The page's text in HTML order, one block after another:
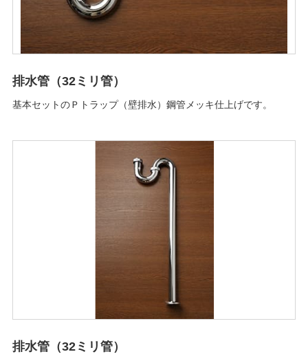
排水管（32ミリ管）
基本セットのＰトラップ（壁排水）鋼管メッキ仕上げです。
排水管（32ミリ管）